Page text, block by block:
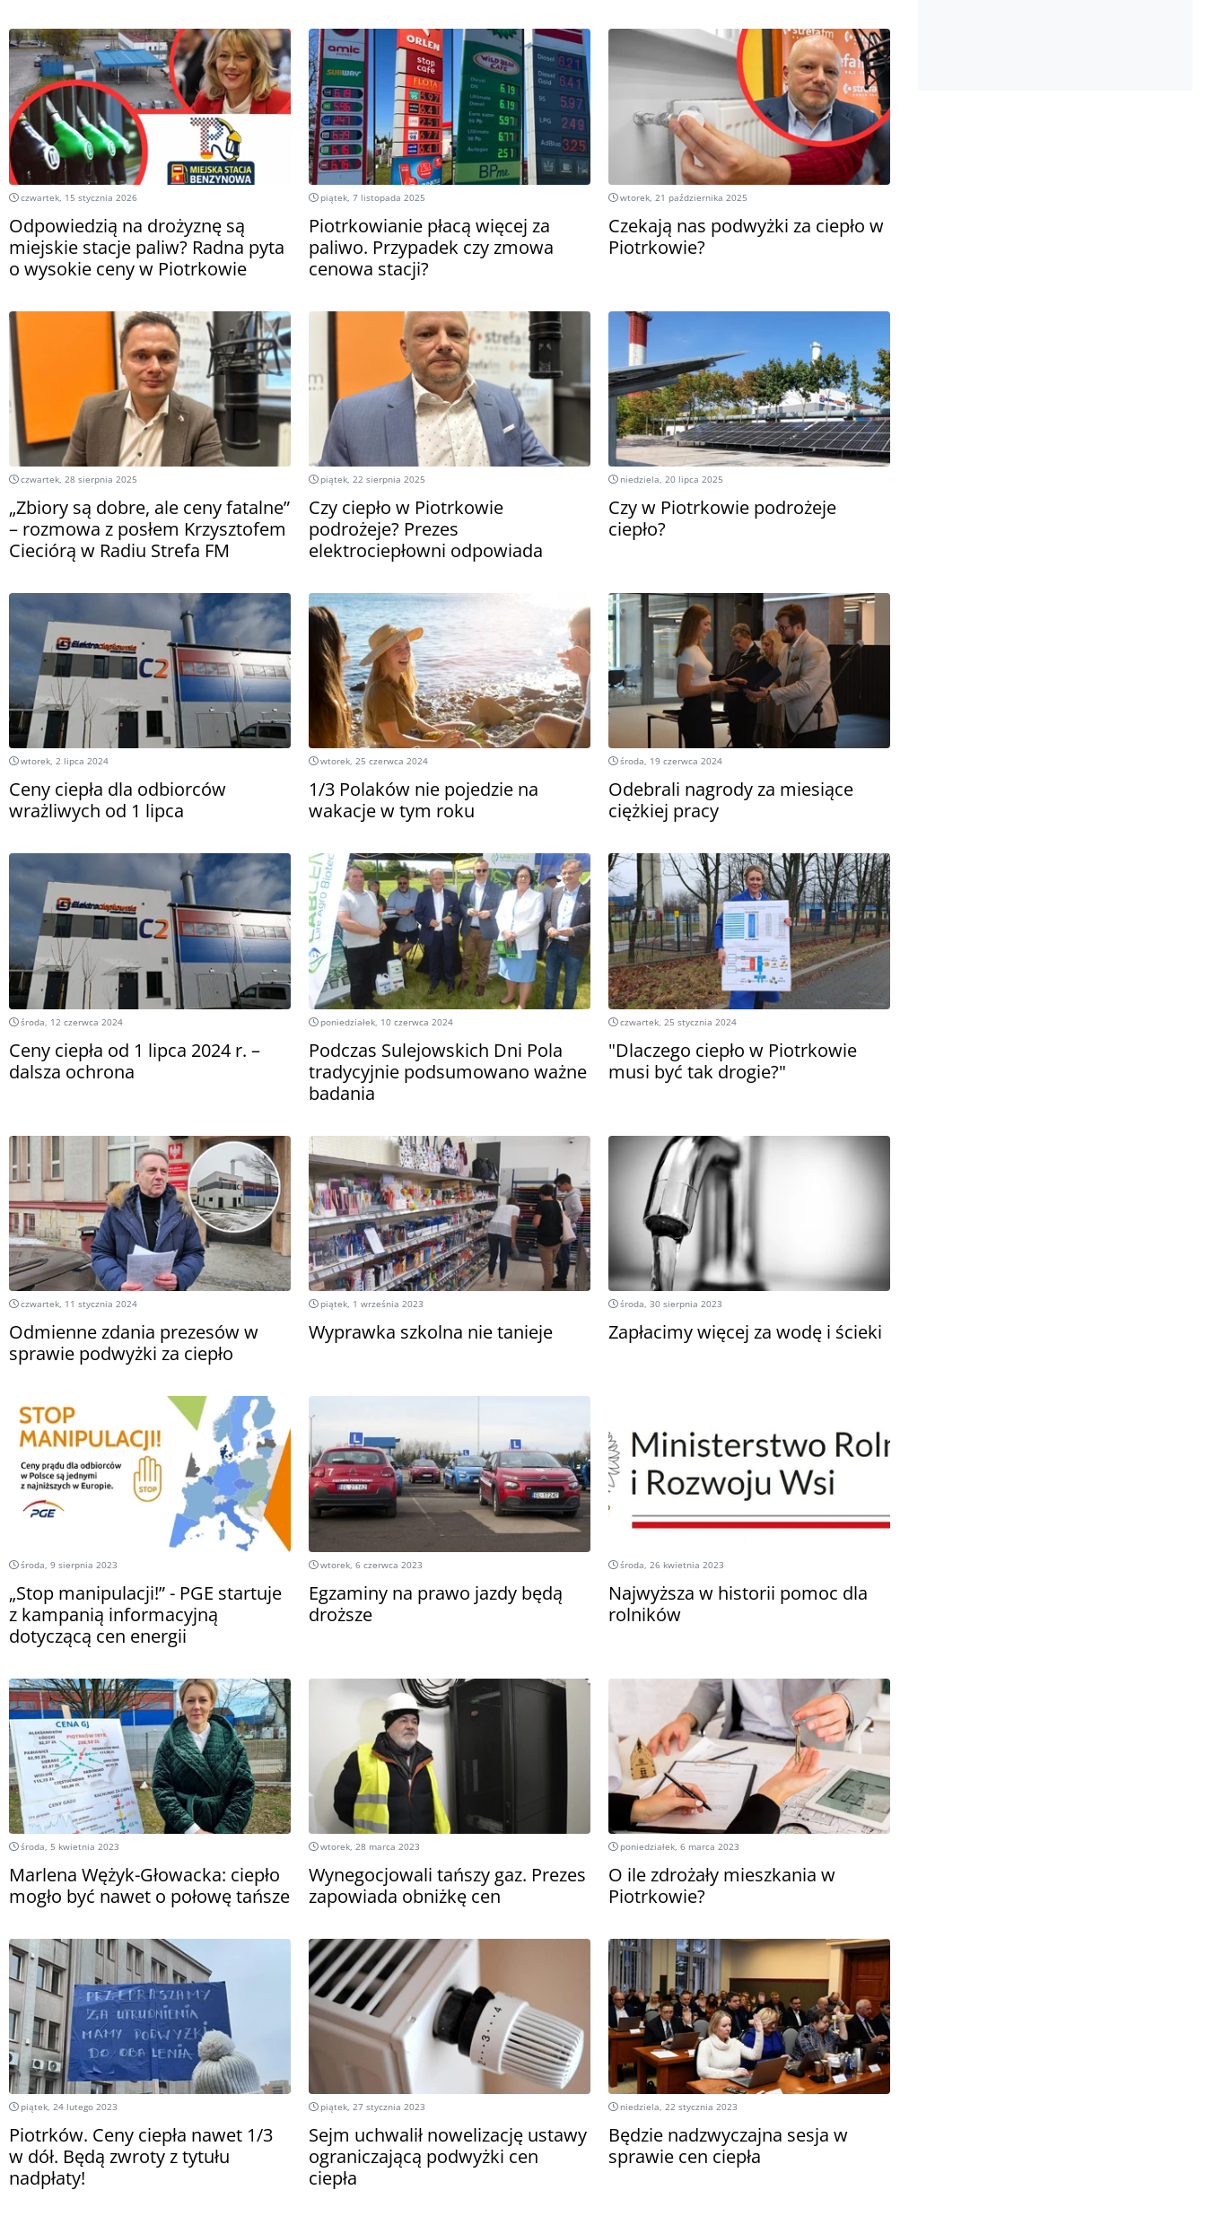
czwartek, 15 stycznia 2026
Odpowiedzią na drożyznę są
miejskie stacje paliw? Radna pyta
o wysokie ceny w Piotrkowie
piątek, 7 listopada 2025
Piotrkowianie płacą więcej za
paliwo. Przypadek czy zmowa
cenowa stacji?
wtorek, 21 października 2025
Czekają nas podwyżki za ciepło w
Piotrkowie?
czwartek, 28 sierpnia 2025
„Zbiory są dobre, ale ceny fatalne”
– rozmowa z posłem Krzysztofem
Cieciórą w Radiu Strefa FM
piątek, 22 sierpnia 2025
Czy ciepło w Piotrkowie
podrożeje? Prezes
elektrociepłowni odpowiada
niedziela, 20 lipca 2025
Czy w Piotrkowie podrożeje
ciepło?
wtorek, 2 lipca 2024
Ceny ciepła dla odbiorców
wrażliwych od 1 lipca
wtorek, 25 czerwca 2024
1/3 Polaków nie pojedzie na
wakacje w tym roku
środa, 19 czerwca 2024
Odebrali nagrody za miesiące
ciężkiej pracy
środa, 12 czerwca 2024
Ceny ciepła od 1 lipca 2024 r. –
dalsza ochrona
poniedziałek, 10 czerwca 2024
Podczas Sulejowskich Dni Pola
tradycyjnie podsumowano ważne
badania
czwartek, 25 stycznia 2024
"Dlaczego ciepło w Piotrkowie
musi być tak drogie?"
czwartek, 11 stycznia 2024
Odmienne zdania prezesów w
sprawie podwyżki za ciepło
piątek, 1 września 2023
Wyprawka szkolna nie tanieje
środa, 30 sierpnia 2023
Zapłacimy więcej za wodę i ścieki
środa, 9 sierpnia 2023
„Stop manipulacji!” - PGE startuje
z kampanią informacyjną
dotyczącą cen energii
wtorek, 6 czerwca 2023
Egzaminy na prawo jazdy będą
droższe
środa, 26 kwietnia 2023
Najwyższa w historii pomoc dla
rolników
środa, 5 kwietnia 2023
Marlena Wężyk-Głowacka: ciepło
mogło być nawet o połowę tańsze
wtorek, 28 marca 2023
Wynegocjowali tańszy gaz. Prezes
zapowiada obniżkę cen
poniedziałek, 6 marca 2023
O ile zdrożały mieszkania w
Piotrkowie?
piątek, 24 lutego 2023
Piotrków. Ceny ciepła nawet 1/3
w dół. Będą zwroty z tytułu
nadpłaty!
piątek, 27 stycznia 2023
Sejm uchwalił nowelizację ustawy
ograniczającą podwyżki cen
ciepła
niedziela, 22 stycznia 2023
Będzie nadzwyczajna sesja w
sprawie cen ciepła